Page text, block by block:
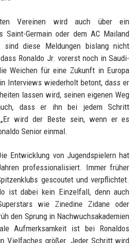
Vereinen wird auch über ein
Saint-Germain oder dem AC Mailand
sind diese Meldungen bislang nicht
Ronaldo Jr. vorerst noch in Saudi-
Weichen für eine Zukunft in Europa
Interviews wiederholt betont, dass er
lassen wird, seinen eigenen Weg
dass er ihn bei jedem Schritt
wird der Beste sein, wenn er es
Senior einmal.
Entwicklung von Jugendspielern hat
professionalisiert. Immer früher
gescoutet und verpflichtet.
ist dabei kein Einzelfall, denn auch
wie Zinedine Zidane oder
den Sprung in Nachwuchsakademien
Aufmerksamkeit ist bei Ronaldos
Vielfaches größer. Jeder Schritt wird